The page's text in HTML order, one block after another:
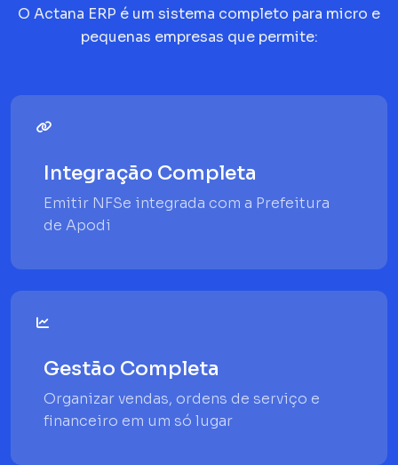
O Actana ERP é um sistema completo para micro e
pequenas empresas que permite:
Integração Completa
Emitir NFSe integrada com a Prefeitura
de Apodi
Gestão Completa
Organizar vendas, ordens de serviço e
financeiro em um só lugar